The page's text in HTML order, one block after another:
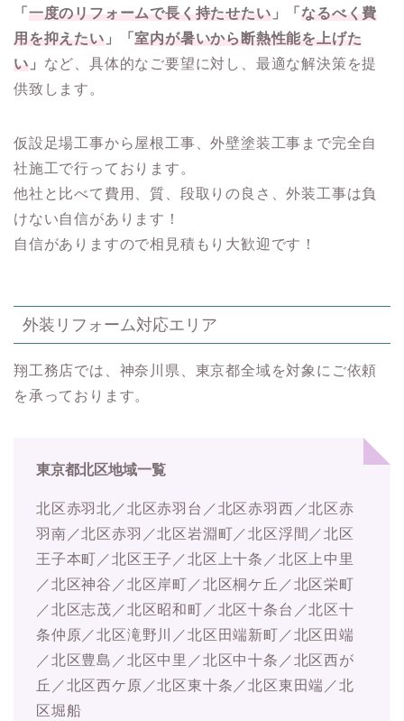
「 一度のリフォームで長く持たせたい 」「なるべく費
用を抑えたい 」「室内が暑いから断熱性能を上げた
い 」 など、具体的なご要望に対し、最適な解決策を提
供致します。
仮設足場工事から屋根工事、外壁塗装工事まで完全自
社施工で行っております。
他社と比べて費用、質、段取りの良さ、外装工事は負
けない自信があります！
自信がありますので相見積もり大歓迎です！
外装リフォーム対応エリア
翔工務店では、神奈川県、東京都全域を対象にご依頼
を承っております。
東京都北区地域一覧
北区赤羽北／北区赤羽台／北区赤羽西／北区赤
羽南／北区赤羽／北区岩淵町／北区浮間／北区
王子本町／北区王子／北区上十条／北区上中里
／北区神谷／北区岸町／北区桐ケ丘／北区栄町
／北区志茂／北区昭和町／北区十条台／北区十
条仲原／北区滝野川／北区田端新町／北区田端
／北区豊島／北区中里／北区中十条／北区西が
丘／北区西ケ原／北区東十条／北区東田端／北
区堀船